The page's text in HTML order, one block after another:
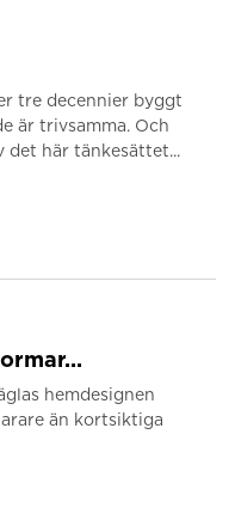
tre decennier byggt
är trivsamma. Och
det här tänkesättet...
hemdesignen
än kortsiktiga